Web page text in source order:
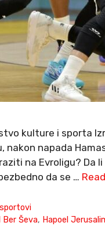
kulture i sporta
nakon napada
na Evroligu? Da
da se …
Ber Ševa, Hapoel